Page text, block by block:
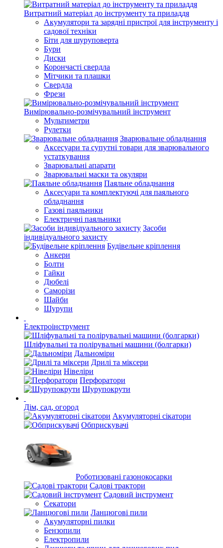
Витратний матеріал до інструменту та приладдя
Акумулятори та зарядні пристрої для інструменту і
садової техніки
Біти для шуруповерта
Бури
Диски
Корончасті свердла
Мітчики та плашки
Свердла
Фрези
Вимірювально-розмічувальний інструмент
Мультиметри
Рулетки
Зварювальне обладнання
Аксесуари та супутні товари для зварювального
устаткування
Зварювальні апарати
Зварювальні маски та окуляри
Паяльне обладнання
Аксесуари та комплектуючі для паяльного
обладнання
Газові паяльники
Електричні паяльники
Засоби
індивідуального захисту
Будівельне кріплення
Анкери
Болти
Гайки
Дюбелі
Саморізи
Шайби
Шурупи
Електроінструмент
Шліфувальні та полірувальні машини (болгарки)
Дальноміри
Дрилі та міксери
Нівеліри
Перфоратори
Шурупокрути
Дім, сад, огород
Акумуляторні сікатори
Обприскувачі
Роботизовані газонокосарки
Садові трактори
Садовий інструмент
Секатори
Ланцюгові пили
Акумуляторні пилки
Бензопили
Електропили